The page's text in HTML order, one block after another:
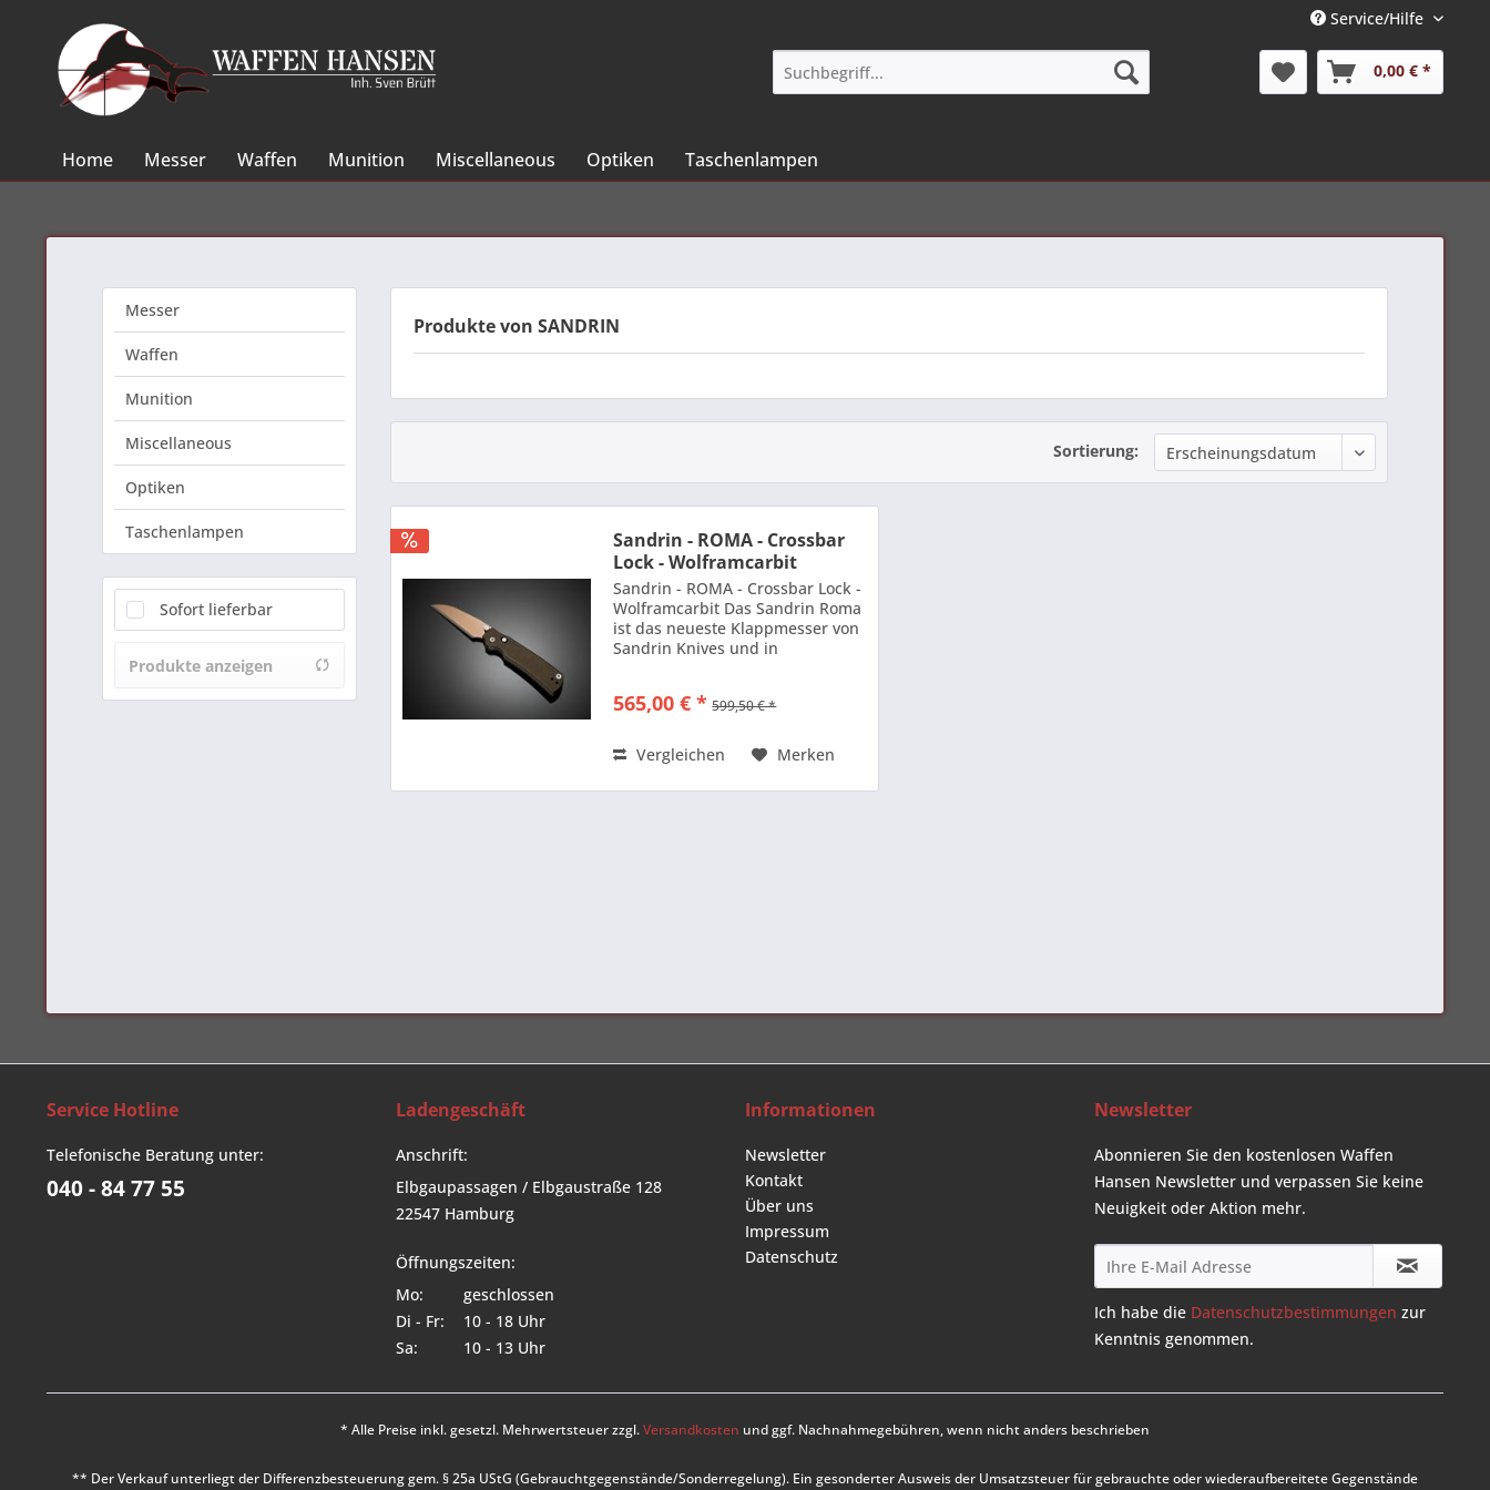
Service/Hilfe
0,00 € *
Home Messer Waffen Munition Miscellaneous Optiken Taschenlampen
Messer
Waffen
Munition
Miscellaneous
Optiken
Taschenlampen
Sofort lieferbar
Produkte anzeigen
Produkte von SANDRIN
Sortierung:
Sandrin - ROMA - Crossbar
Lock - Wolframcarbit
Sandrin - ROMA - Crossbar Lock -
Wolframcarbit Das Sandrin Roma
ist das neueste Klappmesser von
Sandrin Knives und in
Innovation in der
verwendet...
565,00 € * 599,50 € *
Vergleichen Merken
Service Hotline
Telefonische Beratung unter:
040 - 84 77 55
Ladengeschäft
Anschrift:
Elbgaupassagen / Elbgaustraße 128
22547 Hamburg
Öffnungszeiten:
Mo:
geschlossen
Di - Fr:
10 - 18 Uhr
Sa:
10 - 13 Uhr
Informationen
Newsletter
Kontakt
Über uns
Impressum
Datenschutz
Newsletter
Abonnieren Sie den kostenlosen Waffen
Hansen Newsletter und verpassen Sie keine
Neuigkeit oder Aktion mehr.
Ich habe die Datenschutzbestimmungen zur
Kenntnis genommen.
* Alle Preise inkl. gesetzl. Mehrwertsteuer zzgl.Versandkosten und ggf. Nachnahmegebühren, wenn nicht anders beschrieben
** Der Verkauf unterliegt der Differenzbesteuerung gem. § 25a UStG (Gebrauchtgegenstände/Sonderregelung). Ein gesonderter Ausweis der Umsatzsteuer für gebrauchte oder wiederaufbereitete Gegenstände